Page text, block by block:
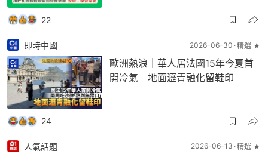
22
即時中國 2026-06-30 精選 ★
歐洲熱浪｜華人居法國15年今夏首
開冷氣 地面瀝青融化留鞋印
24
人氣話題 2026-06-13 精選 ★